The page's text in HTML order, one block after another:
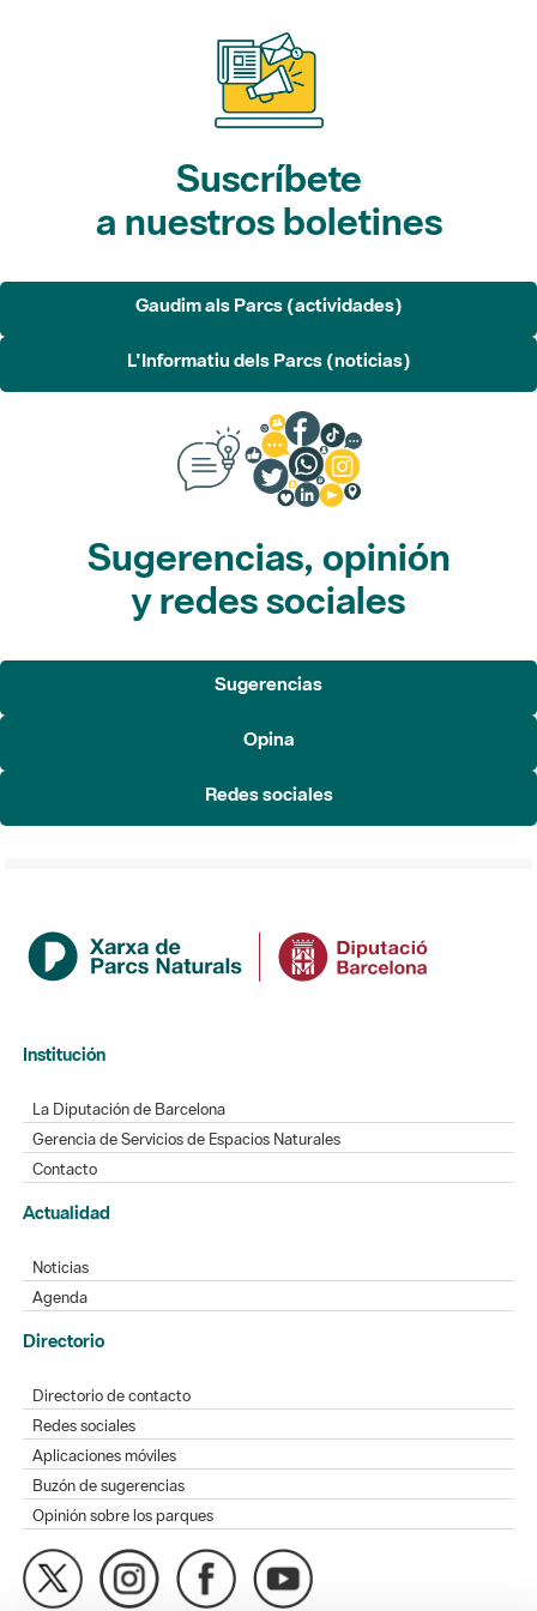
Suscríbete
a nuestros boletines
Gaudim als Parcs (actividades)
L'Informatiu dels Parcs (noticias)
Sugerencias, opinión
y redes sociales
Sugerencias
Opina
Redes sociales
Institución
La Diputación de Barcelona
Gerencia de Servicios de Espacios Naturales
Contacto
Actualidad
Noticias
Agenda
Directorio
Directorio de contacto
Redes sociales
Aplicaciones móviles
Buzón de sugerencias
Opinión sobre los parques